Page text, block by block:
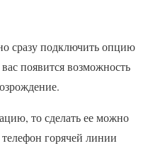
сразу подключить опцию
появится возможность
то сделать ее можно
горячей линии